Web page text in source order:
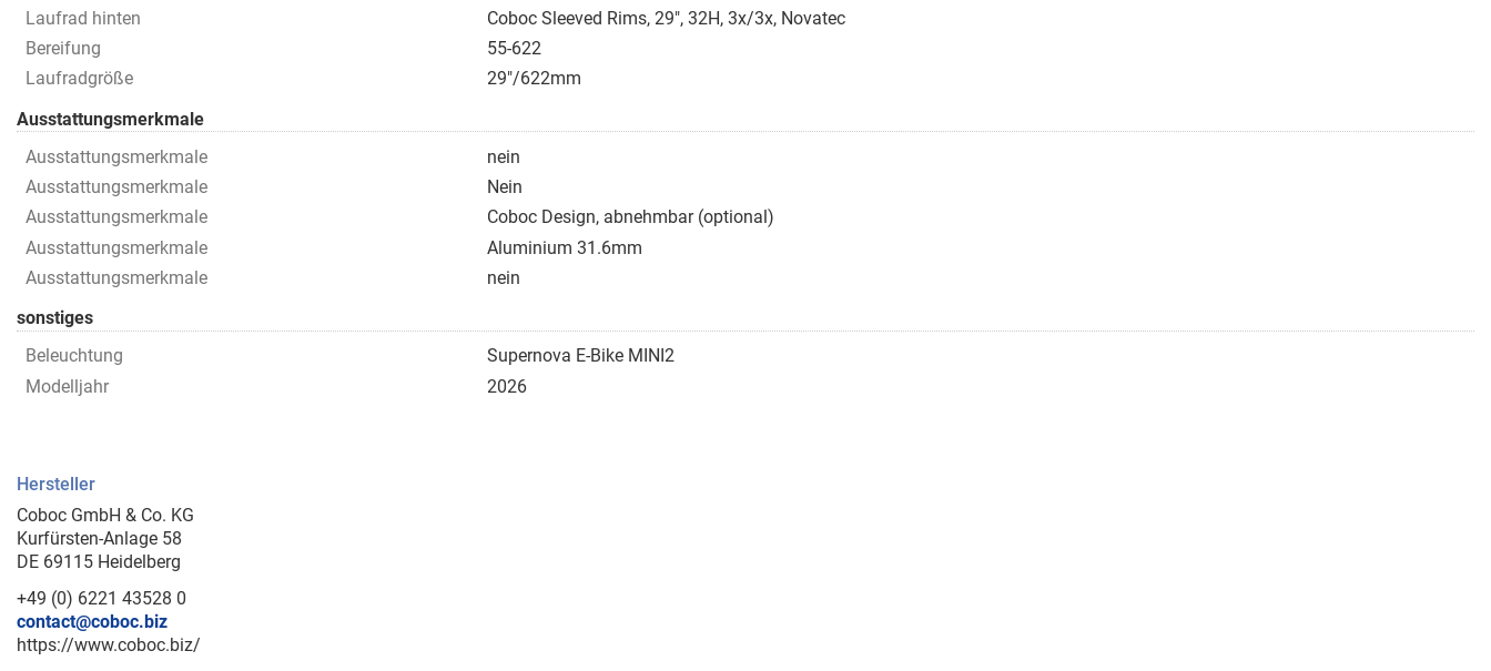
Laufrad hinten
Coboc Sleeved Rims, 29", 32H, 3x/3x, Novatec
Bereifung
55-622
Laufradgröße
29"/622mm
Ausstattungsmerkmale
Ausstattungsmerkmale
nein
Ausstattungsmerkmale
Nein
Ausstattungsmerkmale
Coboc Design, abnehmbar (optional)
Ausstattungsmerkmale
Aluminium 31.6mm
Ausstattungsmerkmale
nein
sonstiges
Beleuchtung
Supernova E-Bike MINI2
Modelljahr
2026
Hersteller
Coboc GmbH & Co. KG
Kurfürsten-Anlage 58
DE 69115 Heidelberg
+49 (0) 6221 43528 0
contact@coboc.biz
https://www.coboc.biz/